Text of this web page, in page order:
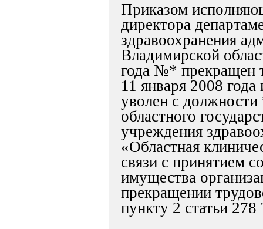
Приказом
директора
здравоохранения
Владимирской
года №* прекращен
11 января 2008
уволен с
областного
учреждения
«Областная
связи с принятием
имущества
прекращении
пункту 2 статьи